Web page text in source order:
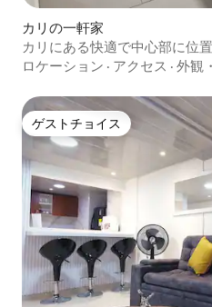
カリの一軒家
カリにある快適で中心部に位
アパート202
ロケーション · アクセス · 外観
ゲストチョイス
ゲストチョイス